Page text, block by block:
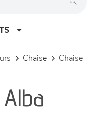
chaise chaise